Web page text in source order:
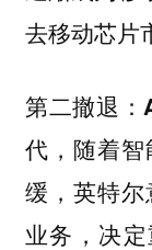
去移动芯片
第二撤退：
代，随着
缓，英特
业务，决